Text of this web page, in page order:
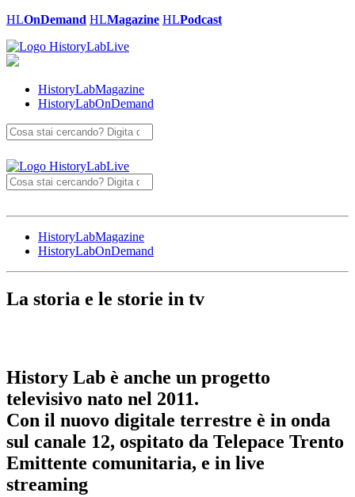
HLOnDemand HLMagazine HLPodcast
HistoryLabMagazine
HistoryLabOnDemand
Cerca
Cerca
HistoryLabMagazine
HistoryLabOnDemand
La storia e le storie in tv
History Lab è anche un progetto
televisivo nato nel 2011.
Con il nuovo digitale terrestre è in onda
sul canale 12, ospitato da Telepace Trento
Emittente comunitaria, e in live
streaming